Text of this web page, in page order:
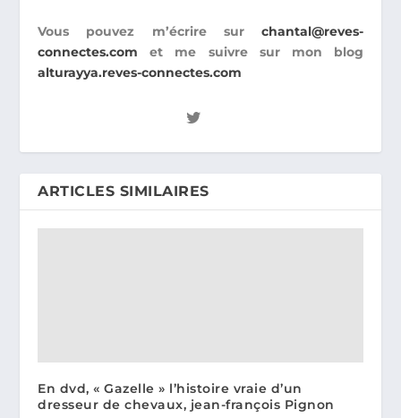
Vous pouvez m’écrire sur chantal@reves-
connectes.com et me suivre sur mon blog
alturayya.reves-connectes.com
ARTICLES SIMILAIRES
En dvd, « Gazelle » l’histoire vraie d’un
dresseur de chevaux, jean-françois Pignon